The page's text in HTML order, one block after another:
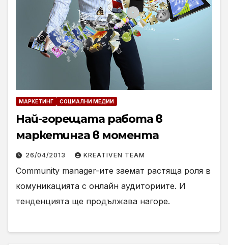
МАРКЕТИНГ СОЦИАЛНИ МЕДИИ
Най-горещата работа в
маркетинга в момента
26/04/2013 KREATIVEN TEAM
Community manager-ите заемат растяща роля в
комуникацията с онлайн аудиториите. И
тенденцията ще продължава нагоре.